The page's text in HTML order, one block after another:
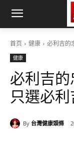
首页 健康 必利吉的
健康
必利吉
只選必利
By 台灣健康頭條